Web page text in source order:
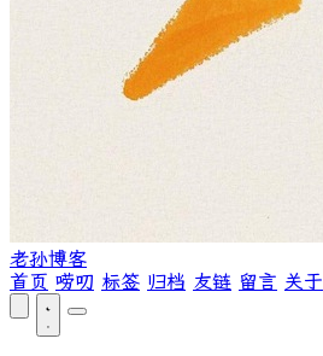
老孙博客
首页 唠叨 标签 归档 友链 留言 关于